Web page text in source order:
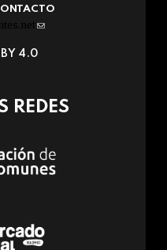
(link
e-
BY 4.0
REDES